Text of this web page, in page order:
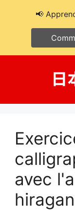
avec
📢